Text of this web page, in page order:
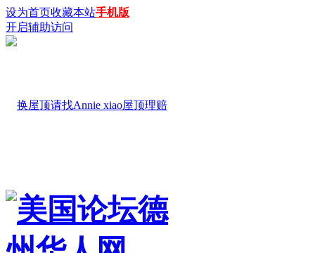
设为首页收藏本站手机版
开启辅助访问